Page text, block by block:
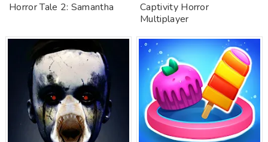
Horror Tale 2: Samantha
Captivity Horror
Multiplayer